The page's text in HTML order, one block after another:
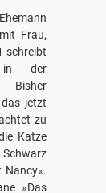
Frau,
schreibt
in der
Bisher
jetzt
zu
Katze
Nancy«.
»Das